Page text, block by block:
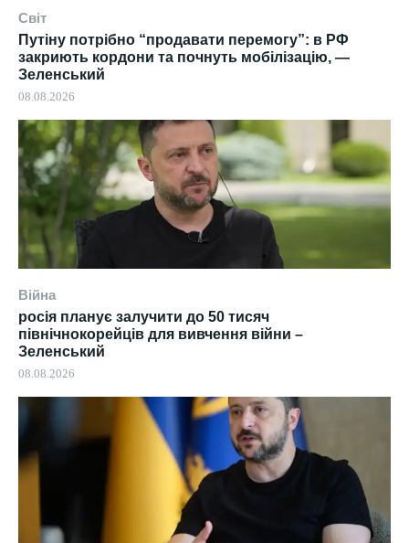
Світ
Путіну потрібно “продавати перемогу”: в РФ
закриють кордони та почнуть мобілізацію, —
Зеленський
08.08.2026
Війна
росія планує залучити до 50 тисяч
північнокорейців для вивчення війни –
Зеленський
08.08.2026